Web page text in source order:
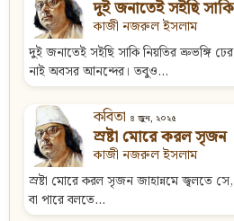
দুই জনাতেই সইছি সাকি
কাজী নজরুল ইসলাম
দুই জনাতেই সইছি সাকি নিয়তির ভ্রুভঙ্গি
নাই অবসর আনন্দের। তবুও...
কবিতা ৪ জুন, ২০২৫
স্রষ্টা মোরে করল সৃজন
কাজী নজরুল ইসলাম
স্রষ্টা মোরে করল সৃজন জাহান্নমে জ্বলতে সে,
বা পারে বলতে...